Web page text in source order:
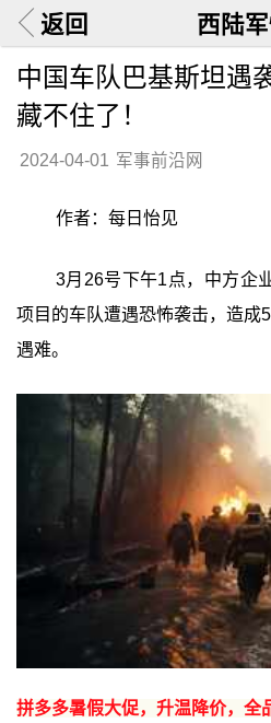
返回 西陆
中国车队巴基斯坦遇
藏不住了！
2024-04-01 军事前沿网
作者：每日怡见
3月26号下午1点，中方企
项目的车队遭遇恐怖袭击，造成
遇难。
拼多多暑假大促，升温降价，全